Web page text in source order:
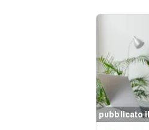
pubblicato